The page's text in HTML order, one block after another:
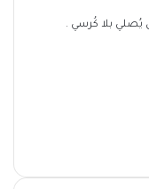
يُصلي بلا كُرسي .